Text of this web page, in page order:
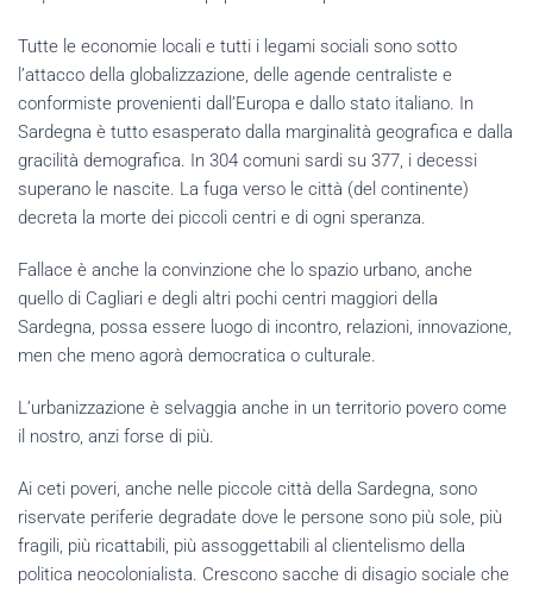
Tutte le economie locali e tutti i legami sociali sono sotto
l’attacco della globalizzazione, delle agende centraliste e
conformiste provenienti dall’Europa e dallo stato italiano. In
Sardegna è tutto esasperato dalla marginalità geografica e dalla
gracilità demografica. In 304 comuni sardi su 377, i decessi
superano le nascite. La fuga verso le città (del continente)
decreta la morte dei piccoli centri e di ogni speranza.
Fallace è anche la convinzione che lo spazio urbano, anche
quello di Cagliari e degli altri pochi centri maggiori della
Sardegna, possa essere luogo di incontro, relazioni, innovazione,
men che meno agorà democratica o culturale.
L’urbanizzazione è selvaggia anche in un territorio povero come
il nostro, anzi forse di più.
Ai ceti poveri, anche nelle piccole città della Sardegna, sono
riservate periferie degradate dove le persone sono più sole, più
fragili, più ricattabili, più assoggettabili al clientelismo della
politica neocolonialista. Crescono sacche di disagio sociale che